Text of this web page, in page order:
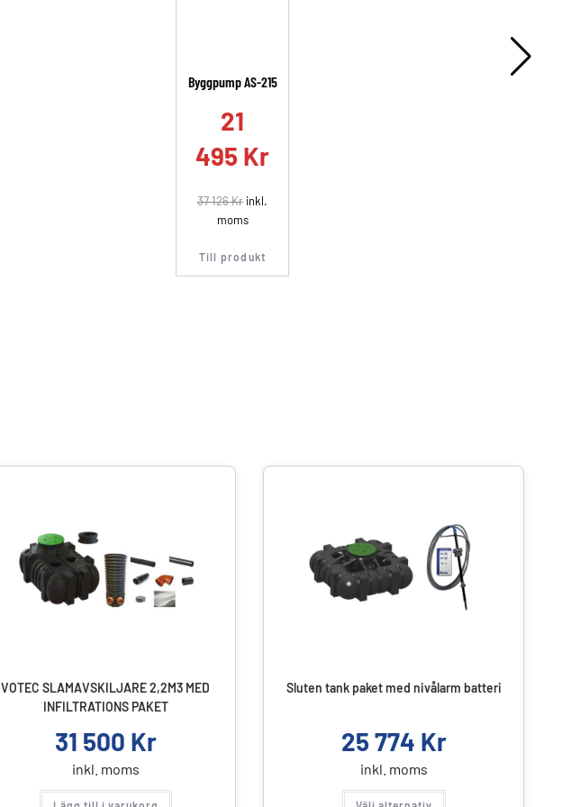
Byggpump AS-215
21
495 Kr
37 126Kr inkl.
moms
Till produkt
VOTEC SLAMAVSKILJARE 2,2M3 MED
INFILTRATIONS PAKET
31 500 Kr
inkl. moms
Sluten tank paket med nivålarm batteri
25 774 Kr
inkl. moms